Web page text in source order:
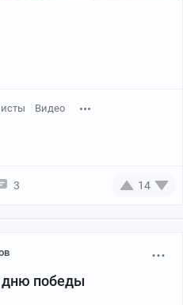
Видео
3 14
дню победы